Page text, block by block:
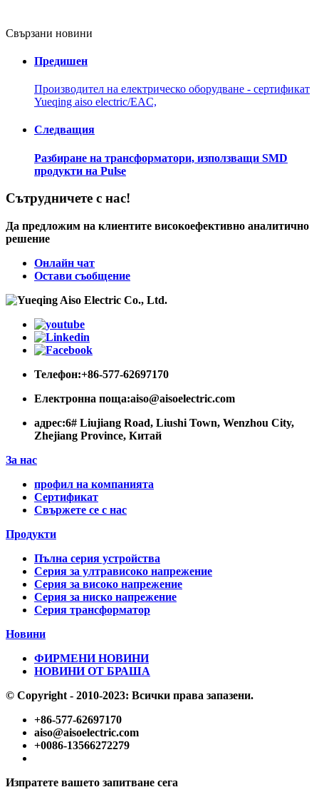
Свързани новини
Предишен
Производител на електрическо оборудване - сертификат
Yueqing aiso electric/EAC,
Следващия
Разбиране на трансформатори, използващи SMD
продукти на Pulse
Сътрудничете с нас!
Да предложим на клиентите високоефективно аналитично
решение
Онлайн чат
Остави съобщение
Телефон:+86-577-62697170
Електронна поща:aiso@aisoelectric.com
адрес:6# Liujiang Road, Liushi Town, Wenzhou City,
Zhejiang Province, Китай
За нас
профил на компанията
Сертификат
Свържете се с нас
Продукти
Пълна серия устройства
Серия за ултрависоко напрежение
Серия за високо напрежение
Серия за ниско напрежение
Серия трансформатор
Новини
ФИРМЕНИ НОВИНИ
НОВИНИ ОТ БРАША
© Copyright - 2010-2023: Всички права запазени.
+86-577-62697170
aiso@aisoelectric.com
+0086-13566272279
Изпратете вашето запитване сега